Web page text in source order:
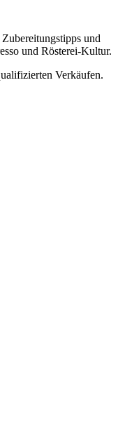
und
und Rösterei-Kultur.
Verkäufen.